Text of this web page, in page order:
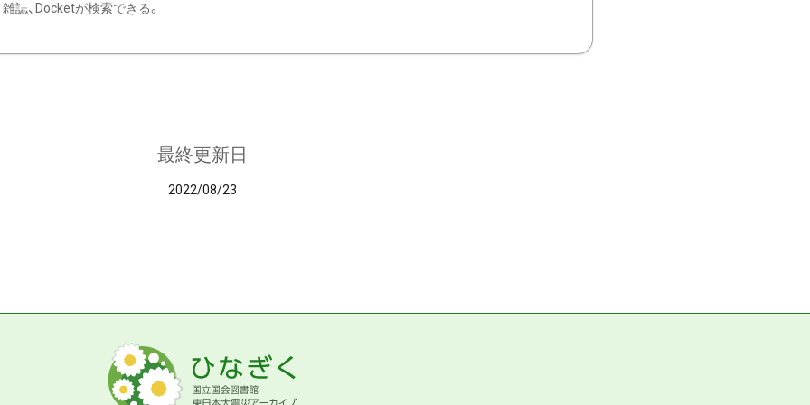
雑誌、Docketが検索できる。
最終更新日
2022/08/23